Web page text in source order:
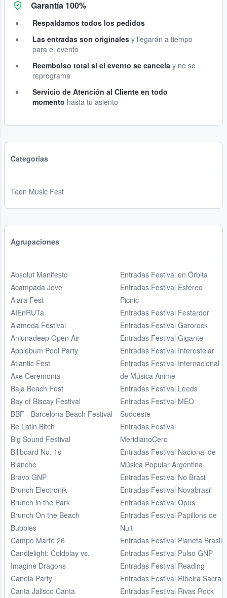
Garantía 100%
Respaldamos todos los pedidos
Las entradas son originales y llegarán a tiempo
para el evento
Reembolso total si el evento se cancela y no se
reprograma
Servicio de Atención al Cliente en todo
momento hasta tu asiento
Categorías
Teen Music Fest
Agrupaciones
Absolut Manifesto
Acampada Jove
Aiara Fest
AIEnRUTa
Alameda Festival
Anjunadeep Open Air
Applebum Pool Party
Atlantic Fest
Axe Ceremonia
Baja Beach Fest
Bay of Biscay Festival
BBF - Barcelona Beach Festival
Be Latin Bitch
Big Sound Festival
Billboard No. 1s
Blanche
Bravo GNP
Brunch Electronik
Brunch in the Park
Brunch On the Beach
Bubbles
Campo Marte 26
Candlelight: Coldplay vs.
Imagine Dragons
Canela Party
Canta Jalisco Canta
Entradas Festival en Órbita
Entradas Festival Estéreo
Picnic
Entradas Festival Festardor
Entradas Festival Garorock
Entradas Festival Gigante
Entradas Festival Interestelar
Entradas Festival Internacional
de Música Anime
Entradas Festival Leeds
Entradas Festival MEO
Sudoeste
Entradas Festival
MeridianoCero
Entradas Festival Nacional de
Música Popular Argentina
Entradas Festival No Brasil
Entradas Festival Novabrasil
Entradas Festival Opus
Entradas Festival Papillons de
Nuit
Entradas Festival Planeta Brasil
Entradas Festival Pulso GNP
Entradas Festival Reading
Entradas Festival Ribeira Sacra
Entradas Festival Rivas Rock